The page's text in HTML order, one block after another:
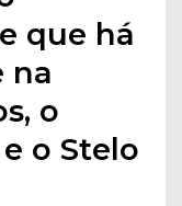
que há
na
o
o Stelo